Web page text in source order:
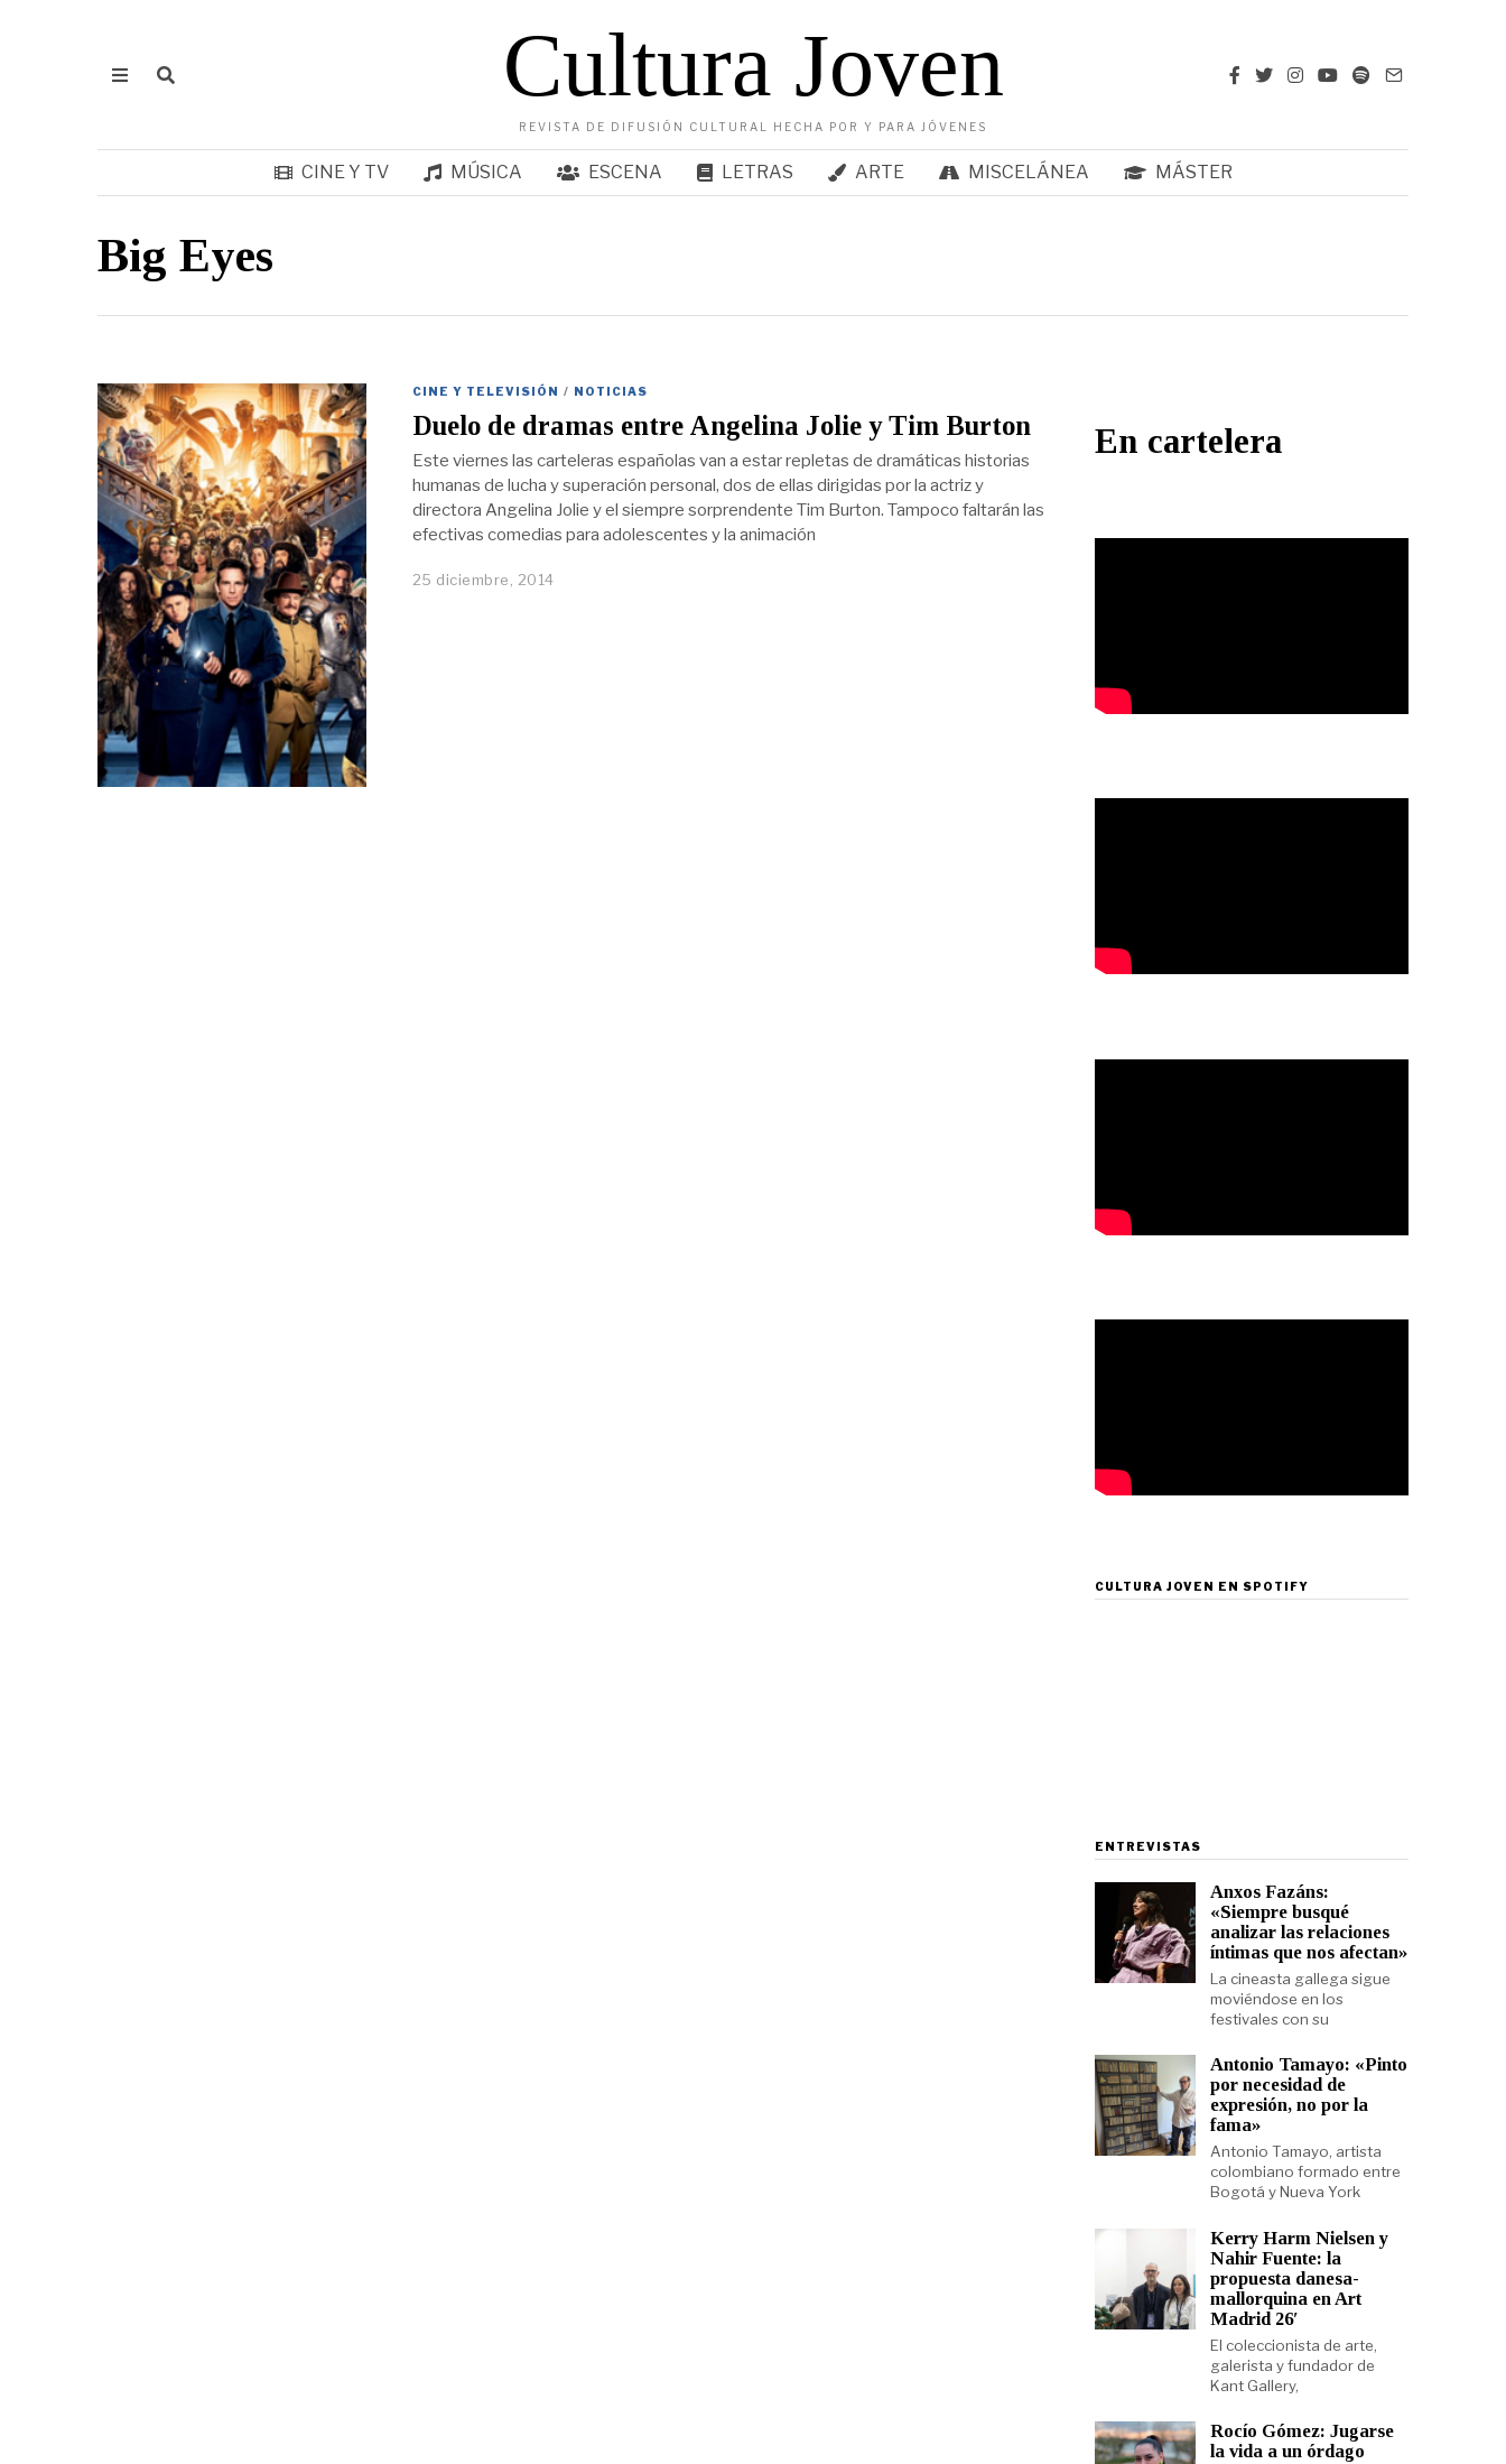
Cultura Joven
REVISTA DE DIFUSIÓN CULTURAL HECHA POR Y PARA JÓVENES
CINE Y TV MÚSICA ESCENA LETRAS ARTE MISCELÁNEA MÁSTER
Big Eyes
CINE Y TELEVISIÓN / NOTICIAS
Duelo de dramas entre Angelina Jolie y Tim Burton
Este viernes las carteleras españolas van a estar repletas de dramáticas historias
humanas de lucha y superación personal, dos de ellas dirigidas por la actriz y
directora Angelina Jolie y el siempre sorprendente Tim Burton. Tampoco faltarán las
efectivas comedias para adolescentes y la animación
25 diciembre, 2014
En cartelera
CULTURA JOVEN EN SPOTIFY
ENTREVISTAS
Anxos Fazáns:
«Siempre busqué
analizar las relaciones
íntimas que nos afectan»
La cineasta gallega sigue
moviéndose en los
festivales con su
Antonio Tamayo: «Pinto
por necesidad de
expresión, no por la
fama»
Antonio Tamayo, artista
colombiano formado entre
Bogotá y Nueva York
Kerry Harm Nielsen y
Nahir Fuente: la
propuesta danesa-
mallorquina en Art
Madrid 26′
El coleccionista de arte,
galerista y fundador de
Kant Gallery,
Rocío Gómez: Jugarse
la vida a un órdago